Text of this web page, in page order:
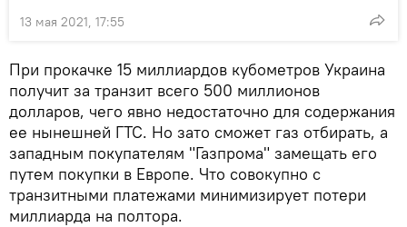
13 мая 2021, 17:55
При прокачке 15 миллиардов кубометров Украина
получит за транзит всего 500 миллионов
долларов, чего явно недостаточно для содержания
ее нынешней ГТС. Но зато сможет газ отбирать, а
западным покупателям "Газпрома" замещать его
путем покупки в Европе. Что совокупно с
транзитными платежами минимизирует потери
миллиарда на полтора.